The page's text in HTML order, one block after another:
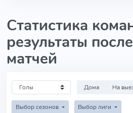
Статистика
результаты
матчей
Дома На
Выбор сезонов Выбор лиги